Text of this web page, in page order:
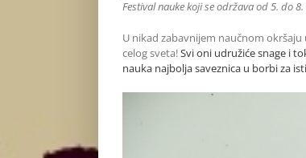
Festival nauke koji se održava od 5. do
U nikad zabavnijem naučnom
celog sveta!Svi oni udružiće snage i
nauka najbolja saveznica u borbi za